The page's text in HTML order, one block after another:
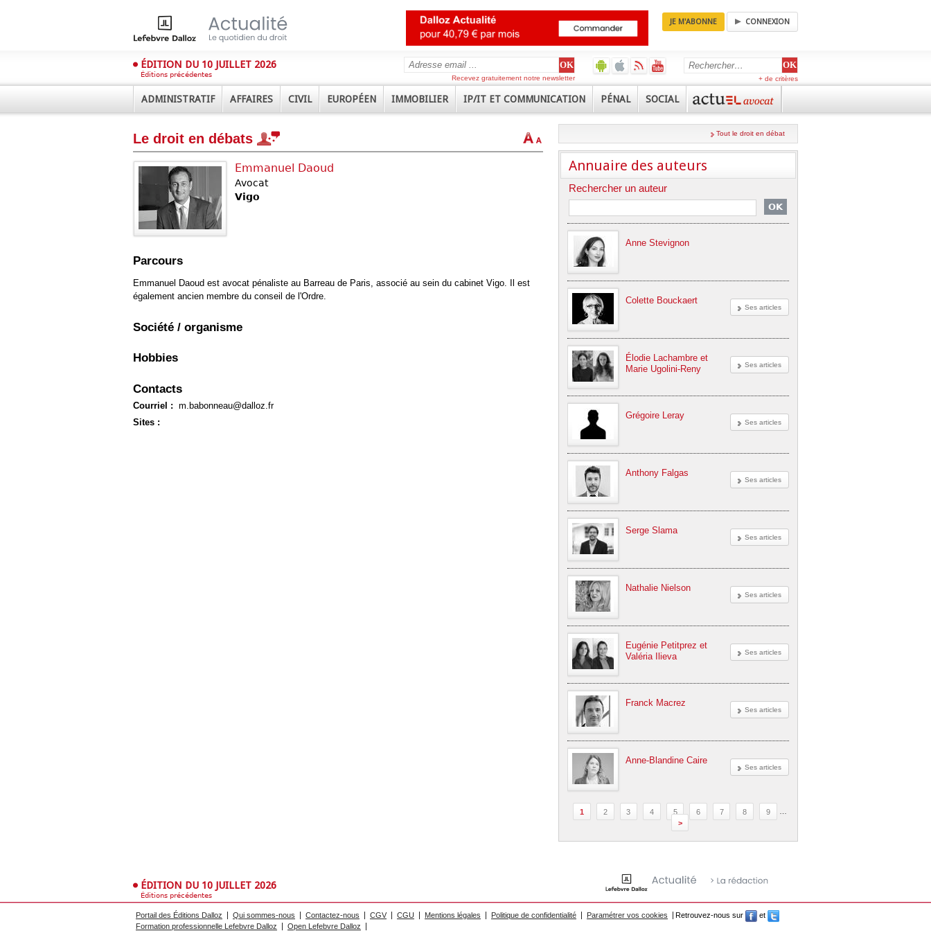
JE M'ABONNE CONNEXION
ÉDITION DU 10 JUILLET 2026
Éditions précédentes
+ de critères
Recevez gratuitement notre newsletter
ADMINISTRATIF AFFAIRES CIVIL EUROPÉEN IMMOBILIER IP/IT ET COMMUNICATION PÉNAL SOCIAL
Le droit en débats
Emmanuel Daoud
Avocat
Vigo
Parcours
Emmanuel Daoud est avocat pénaliste au Barreau de Paris, associé au sein du cabinet Vigo. Il est
également ancien membre du conseil de l'Ordre.
Société / organisme
Hobbies
Contacts
Courriel : m.babonneau@dalloz.fr
Sites :
Tout le droit en débat
Annuaire des auteurs
Rechercher un auteur
Anne Stevignon
Ses articles
Colette Bouckaert
Ses articles
Élodie Lachambre et
Marie Ugolini-Reny
Ses articles
Grégoire Leray
Ses articles
Anthony Falgas
Ses articles
Serge Slama
Ses articles
Nathalie Nielson
Ses articles
Eugénie Petitprez et
Valéria Ilieva
Ses articles
Franck Macrez
Ses articles
Anne-Blandine Caire
1 2 3 4 5 6 7 8 9
>
ÉDITION DU 10 JUILLET 2026
Éditions précédentes
Portail des Éditions Dalloz Qui sommes-nous Contactez-nous CGV CGU Mentions légales Politique de confidentialité Paramétrer vos cookies Retrouvez-nous sur
et
Formation professionnelle Lefebvre Dalloz
Open Lefebvre Dalloz